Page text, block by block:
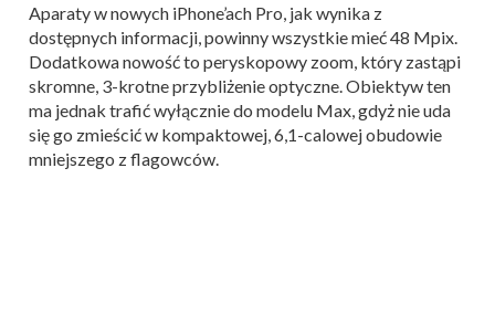
Aparaty w nowych iPhone’ach Pro, jak wynika z
dostępnych informacji, powinny wszystkie mieć 48 Mpix.
Dodatkowa nowość to peryskopowy zoom, który zastąpi
skromne, 3-krotne przybliżenie optyczne. Obiektyw ten
ma jednak trafić wyłącznie do modelu Max, gdyż nie uda
się go zmieścić w kompaktowej, 6,1-calowej obudowie
mniejszego z flagowców.